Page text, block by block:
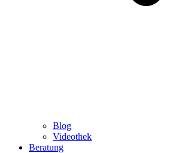
Blog
Videothek
Beratung